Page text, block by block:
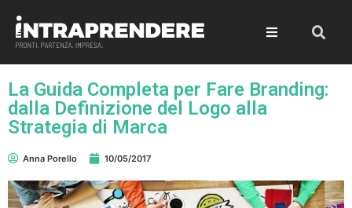
La Guida Completa per Fare Branding:
dalla Definizione del Logo alla
Strategia di Marca
Anna Porello 10/05/2017